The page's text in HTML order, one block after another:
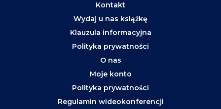
Kontakt
Wydaj u nas książkę
Klauzula informacyjna
Polityka prywatności
O nas
Moje konto
Polityka prywatności
Regulamin wideokonferencji